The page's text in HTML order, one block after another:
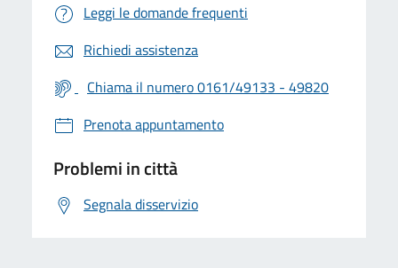
Leggi le domande frequenti
Richiedi assistenza
Chiama il numero 0161/49133 - 49820
Prenota appuntamento
Problemi in città
Segnala disservizio